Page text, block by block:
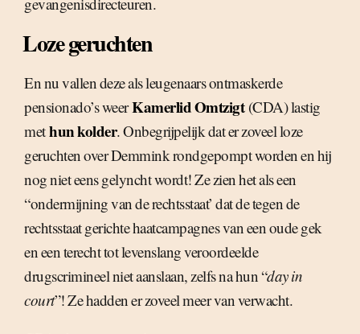
Loze geruchten
En nu vallen deze als leugenaars ontmaskerde
pensionado’s weerKamerlid Omtzigt(CDA) lastig
methun kolder. Onbegrijpelijk dat er zoveel loze
geruchten over Demmink rondgepompt worden en hij
nog niet eens gelyncht wordt! Ze zien het als een
“ondermijning van de rechtsstaat’ dat de tegen de
rechtsstaat gerichte haatcampagnes van een oude gek
en een terecht tot levenslang veroordeelde
drugscrimineel niet aanslaan, zelfs na hun “day in
court”! Ze hadden er zoveel meer van verwacht.